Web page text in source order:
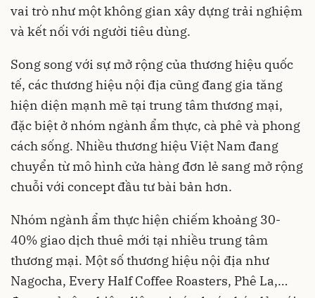
vai trò như một không gian xây dựng trải nghiệm
và kết nối với người tiêu dùng.
Song song với sự mở rộng của thương hiệu quốc
tế, các thương hiệu nội địa cũng đang gia tăng
hiện diện mạnh mẽ tại trung tâm thương mại,
đặc biệt ở nhóm ngành ẩm thực, cà phê và phong
cách sống. Nhiều thương hiệu Việt Nam đang
chuyển từ mô hình cửa hàng đơn lẻ sang mở rộng
chuỗi với concept đầu tư bài bản hơn.
Nhóm ngành ẩm thực hiện chiếm khoảng 30-
40% giao dịch thuê mới tại nhiều trung tâm
thương mại. Một số thương hiệu nội địa như
Nagocha, Every Half Coffee Roasters, Phê La,…